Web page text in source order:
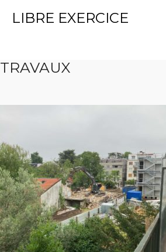
LIBRE EXERCICE
TRAVAUX